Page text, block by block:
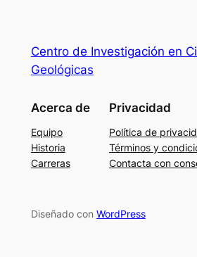
Centro de Investigación en
Geológicas
Acerca de
Equipo
Historia
Carreras
Privacidad
Política de
Términos y
Contacta con
Diseñado con WordPress